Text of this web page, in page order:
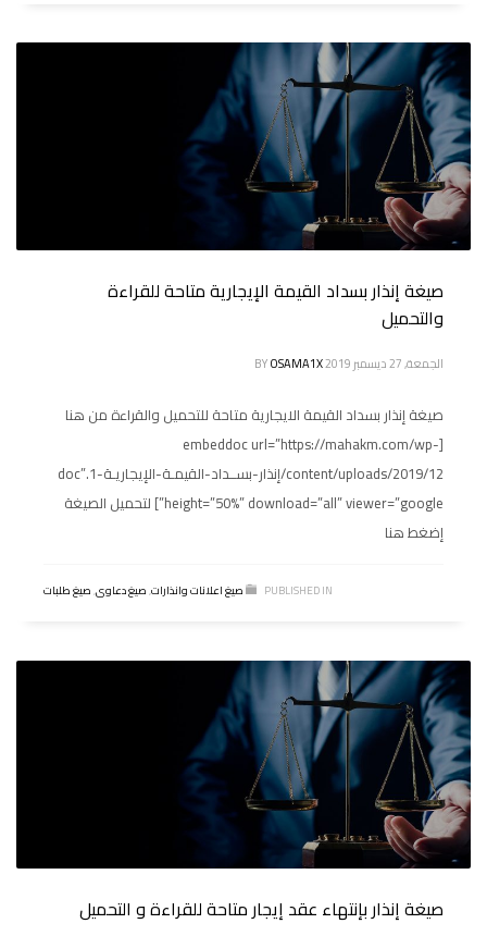
صيغة إنذار بسداد القيمة الإيجارية متاحة للقراءة
والتحميل
الجمعة, 27 ديسمبر 2019 BYOSAMA1X
صيغة إنذار بسداد القيمة الايجارية متاحة للتحميل والقراءة من هنا
[embeddoc url=”https://mahakm.com/wp-
content/uploads/2019/12/إنذار-بســداد-القيمـة-الإيجاريـة-1.doc”
height=”50%” download=”all” viewer=”google”] لتحميل الصيغة
إضغط هنا
PUBLISHED IN صيغ اعلانات وانذارات,صيغ دعاوى,صيغ طلبات
صيغة إنذار بإنتهاء عقد إيجار متاحة للقراءة و التحميل